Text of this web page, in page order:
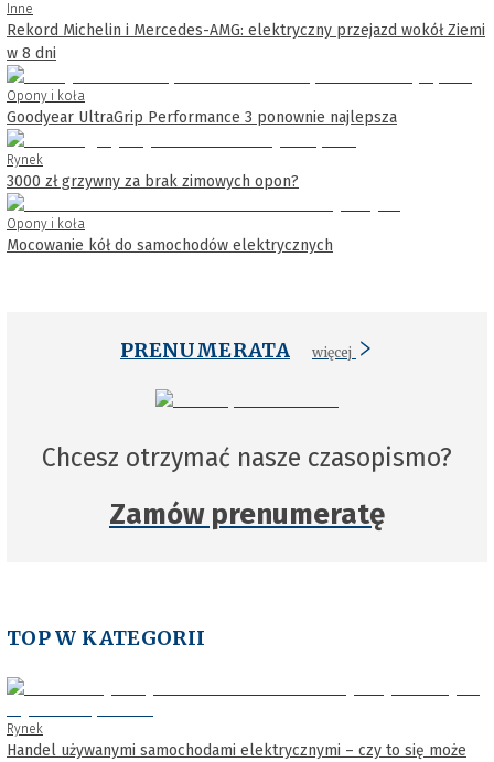
Inne
Rekord Michelin i Mercedes-AMG: elektryczny przejazd wokół Ziemi
w 8 dni
Opony i koła
Goodyear UltraGrip Performance 3 ponownie najlepsza
Rynek
3000 zł grzywny za brak zimowych opon?
Opony i koła
Mocowanie kół do samochodów elektrycznych
PRENUMERATA więcej
Chcesz otrzymać nasze czasopismo?
Zamów prenumeratę
TOP W KATEGORII
Rynek
Handel używanymi samochodami elektrycznymi – czy to się może